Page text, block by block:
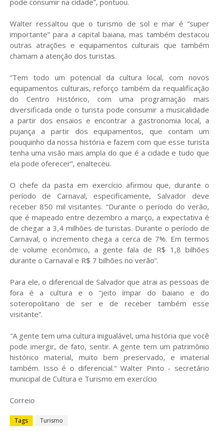
pode consumir na cidade”, pontuou.
Walter ressaltou que o turismo de sol e mar é “super
importante” para a capital baiana, mas também destacou
outras atrações e equipamentos culturais que também
chamam a atenção dos turistas.
“Tem todo um potencial da cultura local, com novos
equipamentos culturais, reforço também da requalificação
do Centro Histórico, com uma programação mais
diversificada onde o turista pode consumir a musicalidade
a partir dos ensaios e encontrar a gastronomia local, a
pujança a partir dos equipamentos, que contam um
pouquinho da nossa história e fazem com que esse turista
tenha uma visão mais ampla do que é a cidade e tudo que
ela pode oferecer”, enalteceu.
O chefe da pasta em exercício afirmou que, durante o
período de Carnaval, especificamente, Salvador deve
receber 850 mil visitantes. “Durante o período do verão,
que é mapeado entre dezembro a março, a expectativa é
de chegar a 3,4 milhões de turistas. Durante o período de
Carnaval, o incremento chega a cerca de 7%. Em termos
de volume econômico, a gente fala de R$ 1,8 bilhões
durante o Carnaval e R$ 7 bilhões no verão”.
Para ele, o diferencial de Salvador que atrai as pessoas de
fora é a cultura e o “jeito ímpar do baiano e do
soteropolitano de ser e de receber também esse
visitante”.
"A gente tem uma cultura inigualável, uma história que você
pode imergir, de fato, sentir. A gente tem um patrimônio
histórico material, muito bem preservado, e imaterial
também. Isso é o diferencial." Walter Pinto - secretário
municipal de Cultura e Turismo em exercício
Correio
Tags Turismo